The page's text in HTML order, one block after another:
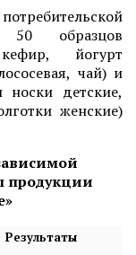
50 образцов
йогурт
чай) и
носки детские,
женские)
продукции
Результаты